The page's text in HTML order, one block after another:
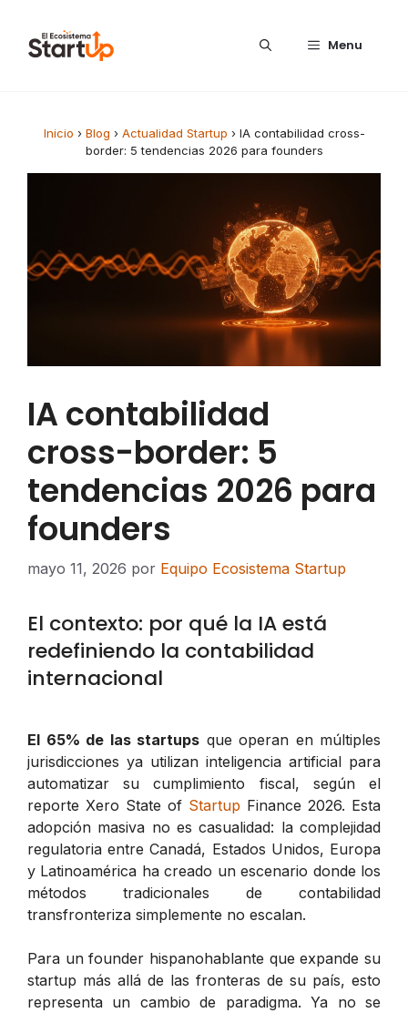
Menu
Inicio › Blog › Actualidad Startup › IA contabilidad cross-
border: 5 tendencias 2026 para founders
IA contabilidad
cross-border: 5
tendencias 2026 para
founders
mayo 11, 2026 por Equipo Ecosistema Startup
El contexto: por qué la IA está
redefiniendo la contabilidad
internacional
El 65% de las startups que operan en múltiples
jurisdicciones ya utilizan inteligencia artificial para
automatizar su cumplimiento fiscal, según el
reporte Xero State of Startup Finance 2026. Esta
adopción masiva no es casualidad: la complejidad
regulatoria entre Canadá, Estados Unidos, Europa
y Latinoamérica ha creado un escenario donde los
métodos tradicionales de contabilidad
transfronteriza simplemente no escalan.
Para un founder hispanohablante que expande su
startup más allá de las fronteras de su país, esto
representa un cambio de paradigma. Ya no se